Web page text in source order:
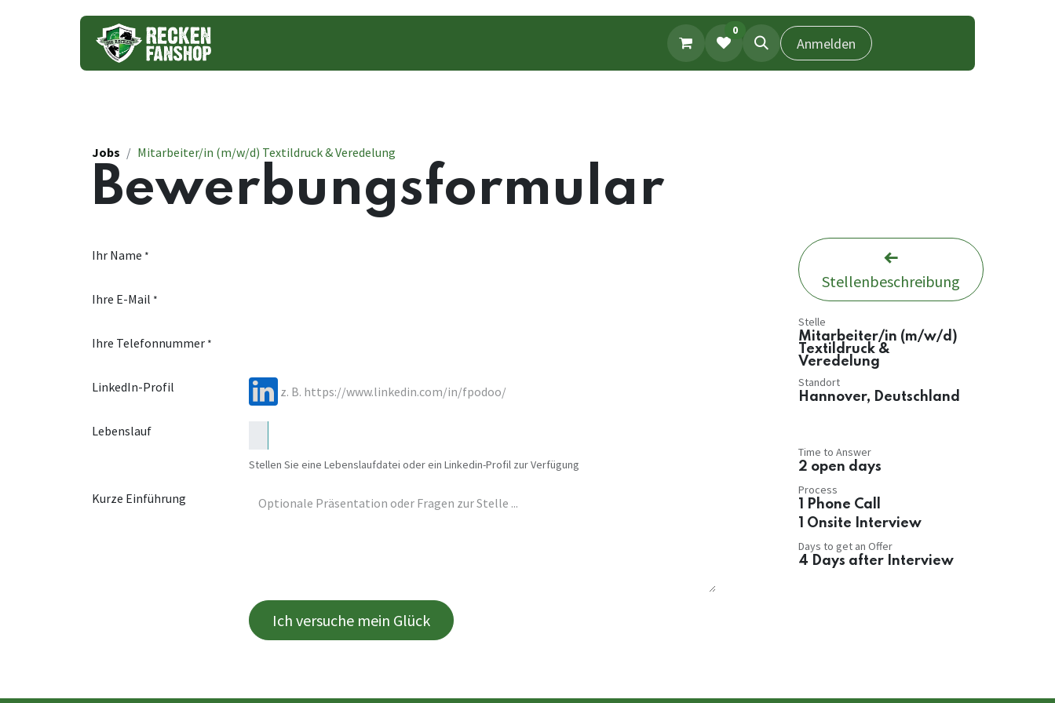
0
Anmelden
Jobs Mitarbeiter/in (m/w/d) Textildruck & Veredelung
Bewerbungsformular
Ihr Name *
Ihre E-Mail *
Ihre Telefonnummer *
LinkedIn-Profil
Lebenslauf
Stellen Sie eine Lebenslaufdatei oder ein Linkedin-Profil zur Verfügung
Kurze Einführung
Ich versuche mein Glück
Stellenbeschreibung
Stelle
Mitarbeiter/in (m/w/d)
Textildruck &
Veredelung
Standort
Hannover, Deutschland
Time to Answer
2 open days
Process
1 Phone Call
1 Onsite Interview
Days to get an Offer
4 Days after Interview